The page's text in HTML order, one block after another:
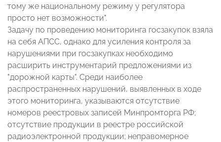
тому же национальному режиму у регулятора
просто нет возможности".
Задачу по проведению мониторинга госзакупок взяла
на себя АПСС, однако для усиления контроля за
нарушениями при госзакупках необходимо
расширить инструментарий предложениями из
"дорожной карты". Среди наиболее
распространенных нарушений, выявленных в ходе
этого мониторинга, указываются отсутствие
номеров реестровых записей Минпромторга РФ;
отсутствие продукции в реестре российской
радиоэлектронной продукции; неправомерное